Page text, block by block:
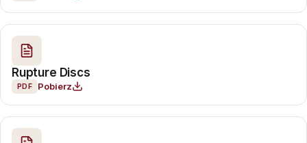
Rupture Discs
PDF Pobierz